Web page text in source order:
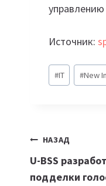
Источник:
Метки
записи:
#IT #New
по
НАЗАД
U-BSS
подделки